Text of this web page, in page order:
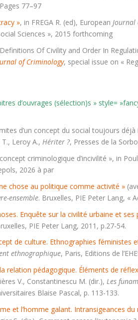
77–97
», in FREGA R. (ed), EuropeanJournal
Sciences », 2015 forthcoming
Of Civility and Order In
of Criminology, special issue on «
d’ouvrages (sélection)s » style=
d’un concept du social toujours
T., Leroy A.,Hériter ?, Presses de la
concept criminologique d’incivilité », in
2026 à par
chose au politique comme activité »
ensemble. Bruxelles, PIE Peter Lang, «
Enquête sur la civilité urbaine et ses
PIE Peter Lang, 2011, p.27-54.
de culture. Ethnographies féministes
ethnographique, Paris, Editions de
relation pédagogique. Éléments de
V., Constantinescu M. (dir.),Les
Blaise Pascal, p. 113-133.
et l’homme galant. Intransigeances